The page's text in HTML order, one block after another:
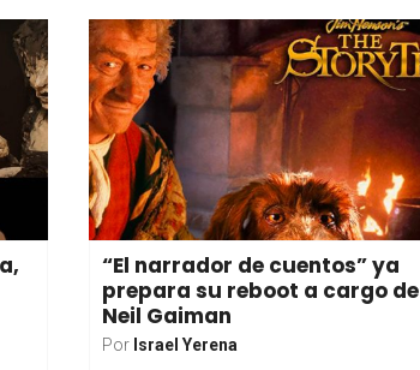
“El narrador de cuentos” ya
prepara su reboot a cargo de
Neil Gaiman
Por Israel Yerena